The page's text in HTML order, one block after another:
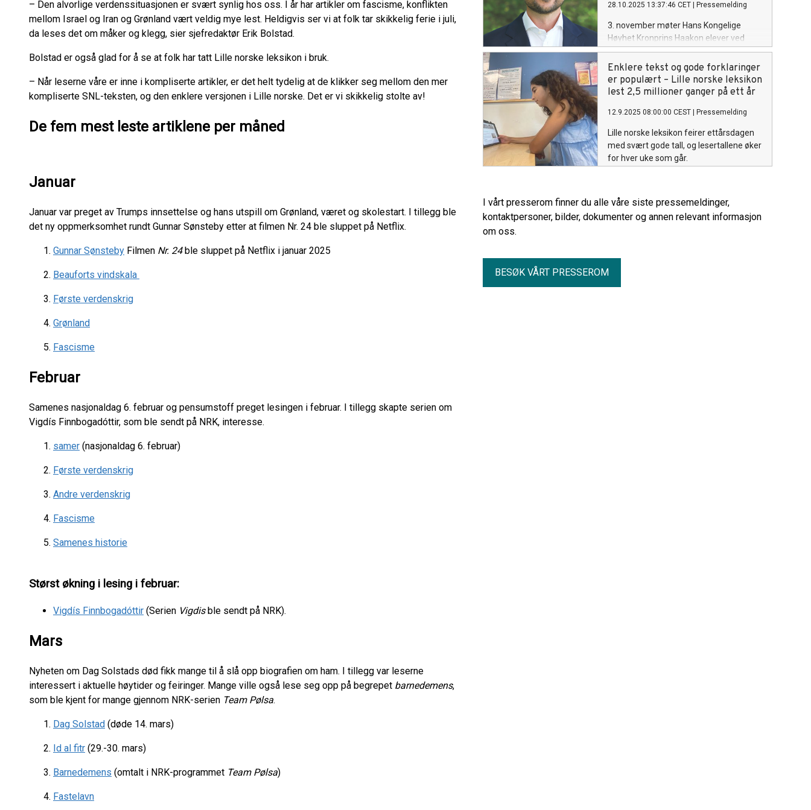
– Den alvorlige verdenssituasjonen er svært synlig hos oss. I år har artikler om fascisme, konflikten
mellom Israel og Iran og Grønland vært veldig mye lest. Heldigvis ser vi at folk tar skikkelig ferie i juli,
da leses det om måker og klegg, sier sjefredaktør Erik Bolstad.
Bolstad er også glad for å se at folk har tatt Lille norske leksikon i bruk.
– Når leserne våre er inne i kompliserte artikler, er det helt tydelig at de klikker seg mellom den mer
kompliserte SNL-teksten, og den enklere versjonen i Lille norske. Det er vi skikkelig stolte av!
De fem mest leste artiklene per måned
Januar
Januar var preget av Trumps innsettelse og hans utspill om Grønland, været og skolestart. I tillegg ble
det ny oppmerksomhet rundt Gunnar Sønsteby etter at filmen Nr. 24 ble sluppet på Netflix.
Gunnar Sønsteby Filmen Nr. 24ble sluppet på Netflix i januar 2025
Beauforts vindskala
Første verdenskrig
Grønland
Fascisme
Februar
Samenes nasjonaldag 6. februar og pensumstoff preget lesingen i februar. I tillegg skapte serien om
Vigdís Finnbogadóttir, som ble sendt på NRK, interesse.
samer (nasjonaldag 6. februar)
Første verdenskrig
Andre verdenskrig
Fascisme
Samenes historie
Størst økning i lesing i februar:
Vigdís Finnbogadóttir (Serien Vigdisble sendt på NRK).
Mars
Nyheten om Dag Solstads død fikk mange til å slå opp biografien om ham. I tillegg var leserne
interessert i aktuelle høytider og feiringer. Mange ville også lese seg opp på begrepet barnedemens,
som ble kjent for mange gjennom NRK-serien Team Pølsa.
Dag Solstad (døde 14. mars)
Id al fitr (29.-30. mars)
Barnedemens (omtalt i NRK-programmet Team Pølsa)
Fastelavn
28.10.2025 13:37:46 CET Pressemelding
3. november møter Hans Kongelige
Høyhet Kronprins Haakon elever ved
Eidsvoll videregående skole, for å delta i
et undervisningsopplegg om KI og
kildekritikk.
Enklere tekst og gode forklaringer
er populært – Lille norske leksikon
lest 2,5 millioner ganger på ett år
12.9.2025 08:00:00 CEST Pressemelding
Lille norske leksikon feirer ettårsdagen
med svært gode tall, og lesertallene øker
for hver uke som går.
I vårt presserom finner du alle våre siste pressemeldinger,
kontaktpersoner, bilder, dokumenter og annen relevant informasjon
om oss.
BESØK VÅRT PRESSEROM